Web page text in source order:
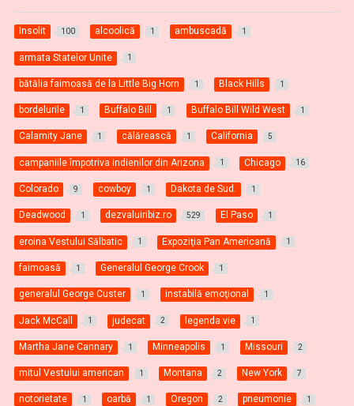
Insolit 100 alcoolică 1 ambuscadă 1
armata Statelor Unite 1
bătălia faimoasă de la Little Big Horn 1 Black Hills 1
bordelurile 1 Buffalo Bill 1 Buffalo Bill Wild West 1
Calamity Jane 1 călărească 1 California 5
campaniile împotriva indienilor din Arizona 1 Chicago 16
Colorado 9 cowboy 1 Dakota de Sud. 1
Deadwood 1 dezvaluiribiz.ro 529 El Paso 1
eroina Vestului Sălbatic 1 Expoziţia Pan Americană 1
faimoasă 1 Generalul George Crook 1
generalul George Custer 1 instabilă emoţional 1
Jack McCall 1 judecat 2 legenda vie 1
Martha Jane Cannary 1 Minneapolis 1 Missouri 2
mitul Vestului american 1 Montana 2 New York 7
notorietate 1 oarbă 1 Oregon 2 pneumonie 1